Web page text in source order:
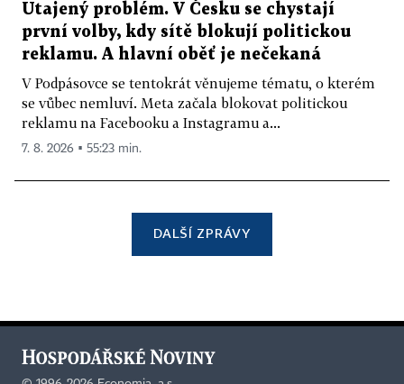
Utajený problém. V Česku se chystají
první volby, kdy sítě blokují politickou
reklamu. A hlavní oběť je nečekaná
V Podpásovce se tentokrát věnujeme tématu, o kterém
se vůbec nemluví. Meta začala blokovat politickou
reklamu na Facebooku a Instagramu a...
7. 8. 2026 ▪ 55:23 min.
DALŠÍ ZPRÁVY